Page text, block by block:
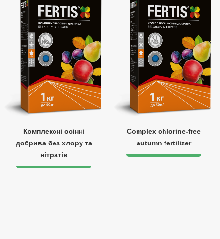
Комплексні осінні
добрива без хлору та
нітратів
Complex chlorine-free
autumn fertilizer